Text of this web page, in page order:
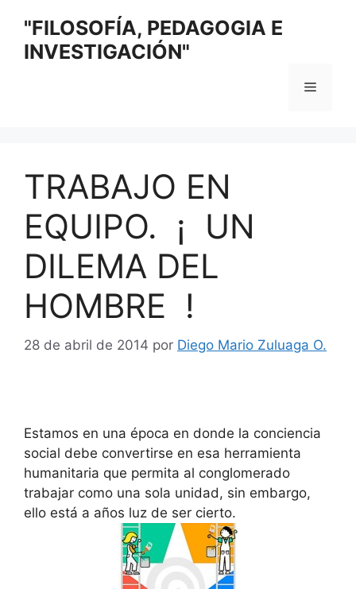
contenido
"FILOSOFÍA, PEDAGOGIA E
INVESTIGACIÓN"
Menú
TRABAJO EN
EQUIPO. ¡ UN
DILEMA DEL
HOMBRE !
28 de abril de 2014 por Diego Mario Zuluaga O.
Estamos en una época en donde la conciencia
social debe convertirse en esa herramienta
humanitaria que permita al conglomerado
trabajar como una sola unidad, sin embargo,
ello está a años luz de ser cierto.